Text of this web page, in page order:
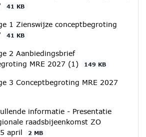
41 KB
1 Zienswijze conceptbegroting
41 KB
2 Aanbiedingsbrief
MRE 2027 (1)
149 KB
3 Conceptbegroting MRE 2027
informatie - Presentatie
raadsbijeenkomst ZO
april
2 MB